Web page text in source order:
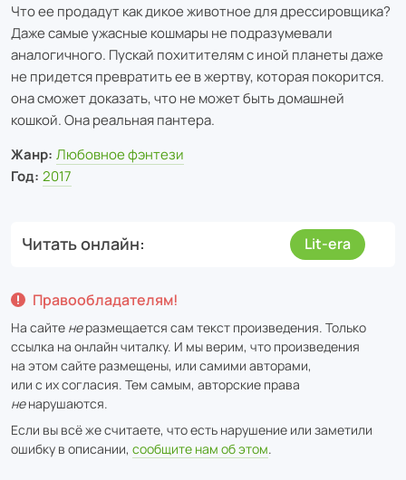
Что ее продадут как дикое животное для дрессировщика?
Даже самые ужасные кошмары не подразумевали
аналогичного. Пускай похитителям с иной планеты даже
не придется превратить ее в жертву, которая покорится.
она сможет доказать, что не может быть домашней
кошкой. Она реальная пантера.
Жанр: Любовное фэнтези
Год: 2017
Читать онлайн Lit-era
Правообладателям!
На сайте неразмещается сам текст произведения. Только
ссылка на онлайн читалку. И мы верим, что произведения
на этом сайте размещены, или самими авторами,
или с их согласия. Тем самым, авторские права
ненарушаются.
Если вы всё же считаете, что есть нарушение или заметили
ошибку в описании, сообщите нам об этом.